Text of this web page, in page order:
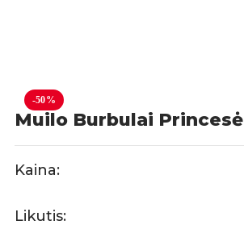
-50%
Muilo Burbulai Princesė
Kaina:
Likutis: